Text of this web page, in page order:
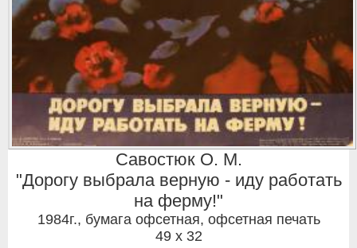
Савостюк О. М.
"Дорогу выбрала верную - иду работать
на ферму!"
1984г., бумага офсетная, офсетная печать
49 x 32